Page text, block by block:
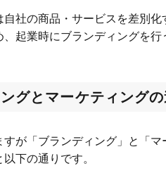
自社の商品・サービスを差別
、起業時にブランディングを行
グとマーケティング
すが「ブランディング」と「
下の通りです。